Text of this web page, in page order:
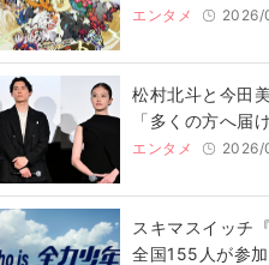
エンタメ 2026/
松村北斗と今田
「多くの方へ届
エンタメ 2026/
スキマスイッチ
全国155人が参